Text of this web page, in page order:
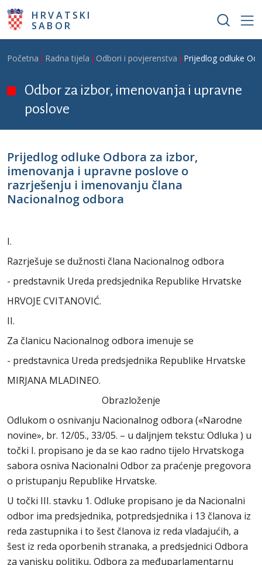
Skoči na glavni sadržaj
HRVATSKI
SABOR
Breadcrumb
Početna Radna tijela Odbori i povjerenstva Prijedlog odluke
Odbor za izbor, imenovanja i upravne
poslove
Prijedlog odluke Odbora za izbor,
imenovanja i upravne poslove o
razrješenju i imenovanju člana
Nacionalnog odbora
I.
Razrješuje se dužnosti člana Nacionalnog odbora
- predstavnik Ureda predsjednika Republike Hrvatske
HRVOJE CVITANOVIĆ.
II.
Za članicu Nacionalnog odbora imenuje se
- predstavnica Ureda predsjednika Republike Hrvatske
MIRJANA MLADINEO.
Obrazloženje
Odlukom o osnivanju Nacionalnog odbora («Narodne
novine», br. 12/05., 33/05. – u daljnjem tekstu: Odluka ) u
točki I. propisano je da se kao radno tijelo Hrvatskoga
sabora osniva Nacionalni Odbor za praćenje pregovora
o pristupanju Republike Hrvatske.
U točki III. stavku 1. Odluke propisano je da Nacionalni
odbor ima predsjednika, potpredsjednika i 13 članova iz
reda zastupnika i to šest članova iz reda vladajućih, a
šest iz reda oporbenih stranaka, a predsjednici Odbora
za vanjsku politiku, Odbora za međuparlamentarnu